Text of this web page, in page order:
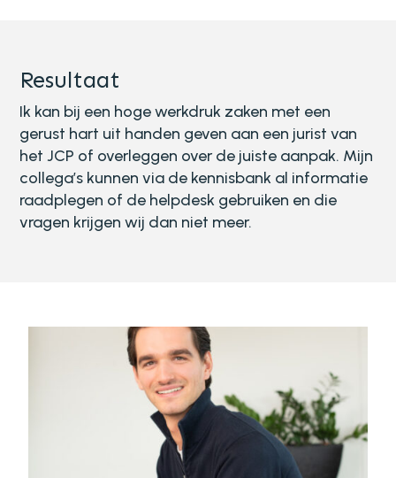
Resultaat
Ik kan bij een hoge werkdruk zaken met een
gerust hart uit handen geven aan een jurist van
het JCP of overleggen over de juiste aanpak. Mijn
collega’s kunnen via de kennisbank al informatie
raadplegen of de helpdesk gebruiken en die
vragen krijgen wij dan niet meer.